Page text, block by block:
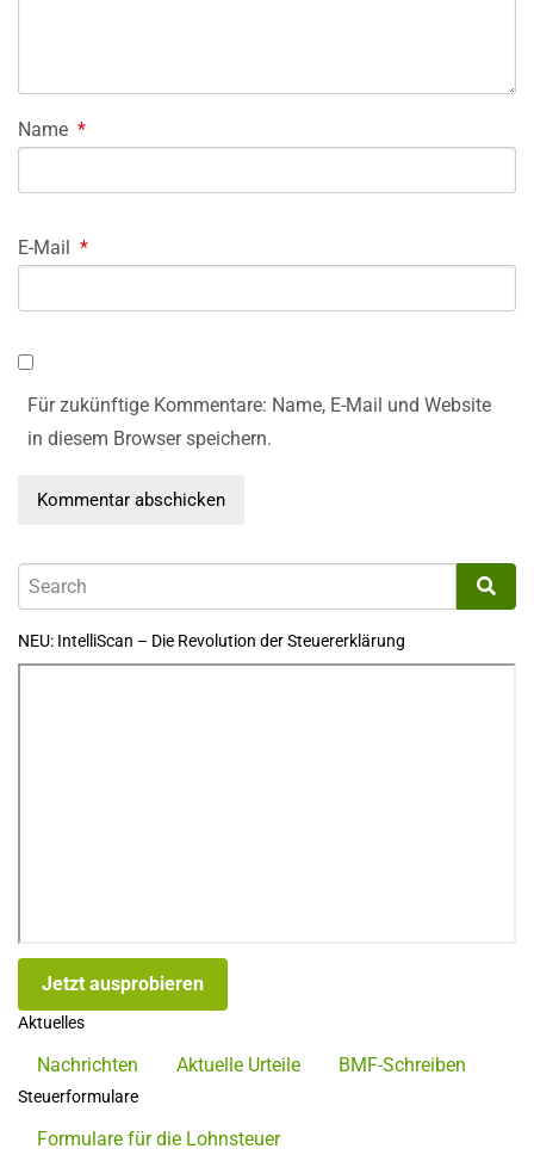
Name *
E-Mail *
Für zukünftige Kommentare: Name, E-Mail und Website
in diesem Browser speichern.
NEU: IntelliScan – Die Revolution der Steuererklärung
Jetzt ausprobieren
Aktuelles
Nachrichten Aktuelle Urteile BMF-Schreiben
Steuerformulare
Formulare für die Lohnsteuer